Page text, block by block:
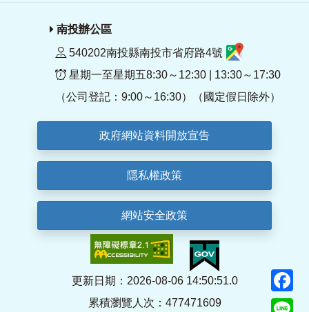
南投辦公區
540202南投縣南投市省府路4號
星期一至星期五8:30～12:30 | 13:30～17:30
（公司登記：9:00～16:30）（國定假日除外）
政府網站資料開放宣告
隱私權政策
網站安全政策
更新日期：2026-08-06 14:50:51.0
累積瀏覽人次：477471609